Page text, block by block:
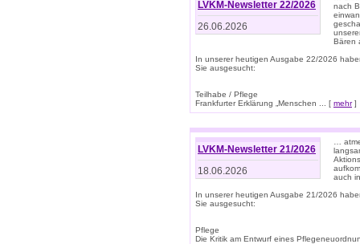
LVKM-Newsletter 22/2026
26.06.2026
nach
Bären
In unserer heutigen Ausgabe 22/2026
Sie ausgesucht:
Teilhabe / Pflege
Frankfurter Erklärung „Menschen ... [ mehr]
LVKM-Newsletter 21/2026
18.06.2026
…
auch
In unserer heutigen Ausgabe 21/2026
Sie ausgesucht:
Pflege
Die Kritik am Entwurf eines